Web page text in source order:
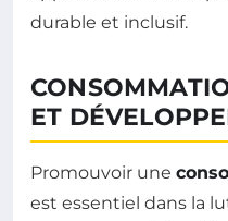
durable et inclusif.
ET
Promouvoir une
est essentiel dans la